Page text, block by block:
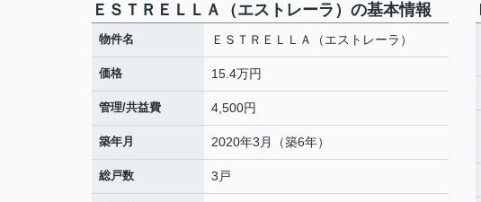
ＥＳＴＲＥＬＬＡ（エストレーラ）の基本情報
物件名 ＥＳＴＲＥＬＬＡ（エストレーラ）
価格 15.4万円
管理/共益費 4,500円
築年月 2020年3月（築6年）
総戸数 3戸